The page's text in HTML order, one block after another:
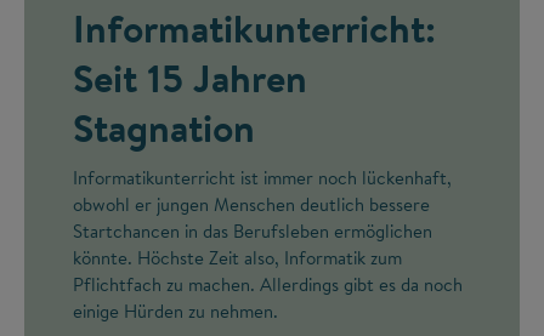
Informatikunterricht:
Seit 15 Jahren
Stagnation
Informatikunterricht ist immer noch lückenhaft,
obwohl er jungen Menschen deutlich bessere
Startchancen in das Berufsleben ermöglichen
könnte. Höchste Zeit also, Informatik zum
Pflichtfach zu machen. Allerdings gibt es da noch
einige Hürden zu nehmen.